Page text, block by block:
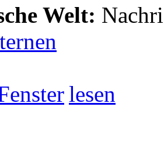
Welt:
lesen